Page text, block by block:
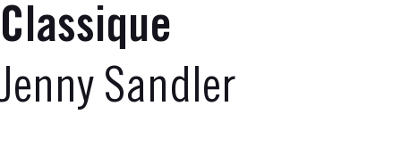
Classique
Jenny Sandler